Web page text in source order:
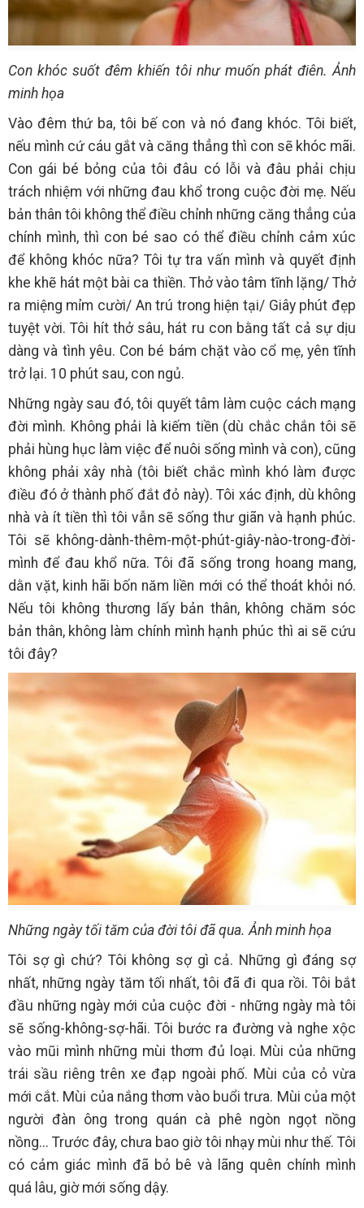
Con khóc suốt đêm khiến tôi như muốn phát điên. Ảnh
minh họa
Vào đêm thứ ba, tôi bế con và nó đang khóc. Tôi biết,
nếu mình cứ cáu gắt và căng thẳng thì con sẽ khóc mãi.
Con gái bé bỏng của tôi đâu có lỗi và đâu phải chịu
trách nhiệm với những đau khổ trong cuộc đời mẹ. Nếu
bản thân tôi không thể điều chỉnh những căng thẳng của
chính mình, thì con bé sao có thể điều chỉnh cảm xúc
để không khóc nữa? Tôi tự tra vấn mình và quyết định
khe khẽ hát một bài ca thiền. Thở vào tâm tĩnh lặng/ Thở
ra miệng mỉm cười/ An trú trong hiện tại/ Giây phút đẹp
tuyệt vời. Tôi hít thở sâu, hát ru con bằng tất cả sự dịu
dàng và tình yêu. Con bé bám chặt vào cổ mẹ, yên tĩnh
trở lại. 10 phút sau, con ngủ.
Những ngày sau đó, tôi quyết tâm làm cuộc cách mạng
đời mình. Không phải là kiếm tiền (dù chắc chắn tôi sẽ
phải hùng hục làm việc để nuôi sống mình và con), cũng
không phải xây nhà (tôi biết chắc mình khó làm được
điều đó ở thành phố đắt đỏ này). Tôi xác định, dù không
nhà và ít tiền thì tôi vẫn sẽ sống thư giãn và hạnh phúc.
Tôi sẽ không-dành-thêm-một-phút-giây-nào-trong-đời-
mình để đau khổ nữa. Tôi đã sống trong hoang mang,
dằn vặt, kinh hãi bốn năm liền mới có thể thoát khỏi nó.
Nếu tôi không thương lấy bản thân, không chăm sóc
bản thân, không làm chính mình hạnh phúc thì ai sẽ cứu
tôi đây?
Những ngày tối tăm của đời tôi đã qua. Ảnh minh họa
Tôi sợ gì chứ? Tôi không sợ gì cả. Những gì đáng sợ
nhất, những ngày tăm tối nhất, tôi đã đi qua rồi. Tôi bắt
đầu những ngày mới của cuộc đời - những ngày mà tôi
sẽ sống-không-sợ-hãi. Tôi bước ra đường và nghe xộc
vào mũi mình những mùi thơm đủ loại. Mùi của những
trái sầu riêng trên xe đạp ngoài phố. Mùi của cỏ vừa
mới cắt. Mùi của nắng thơm vào buổi trưa. Mùi của một
người đàn ông trong quán cà phê ngòn ngọt nồng
nồng... Trước đây, chưa bao giờ tôi nhạy mùi như thế. Tôi
có cảm giác mình đã bỏ bê và lãng quên chính mình
quá lâu, giờ mới sống dậy.